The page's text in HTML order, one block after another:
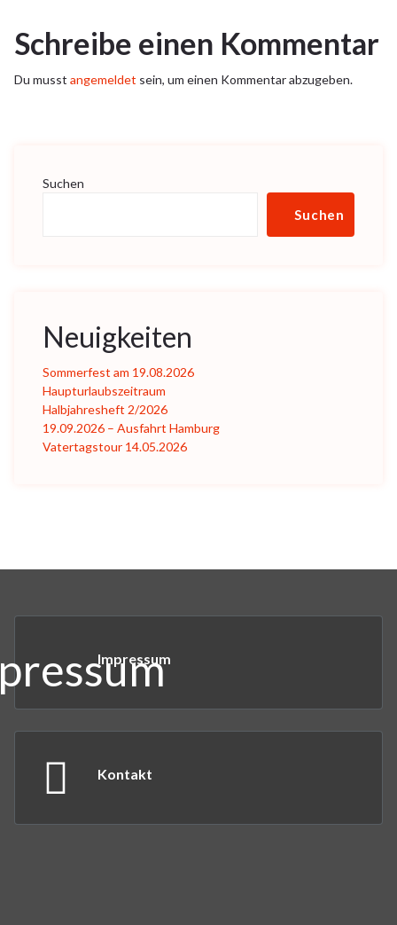
Schreibe einen Kommentar
Du musst angemeldet sein, um einen Kommentar abzugeben.
Suchen
Suchen
Neuigkeiten
Sommerfest am 19.08.2026
Haupturlaubszeitraum
Halbjahresheft 2/2026
19.09.2026 – Ausfahrt Hamburg
Vatertagstour 14.05.2026
Impressum
Kontakt